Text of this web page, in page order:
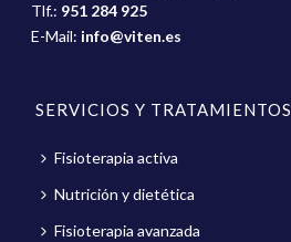
Tlf.: 951 284 925
E-Mail: info@viten.es
SERVICIOS Y TRATAMIENTOS
Fisioterapia activa
Nutrición y dietética
Fisioterapia avanzada